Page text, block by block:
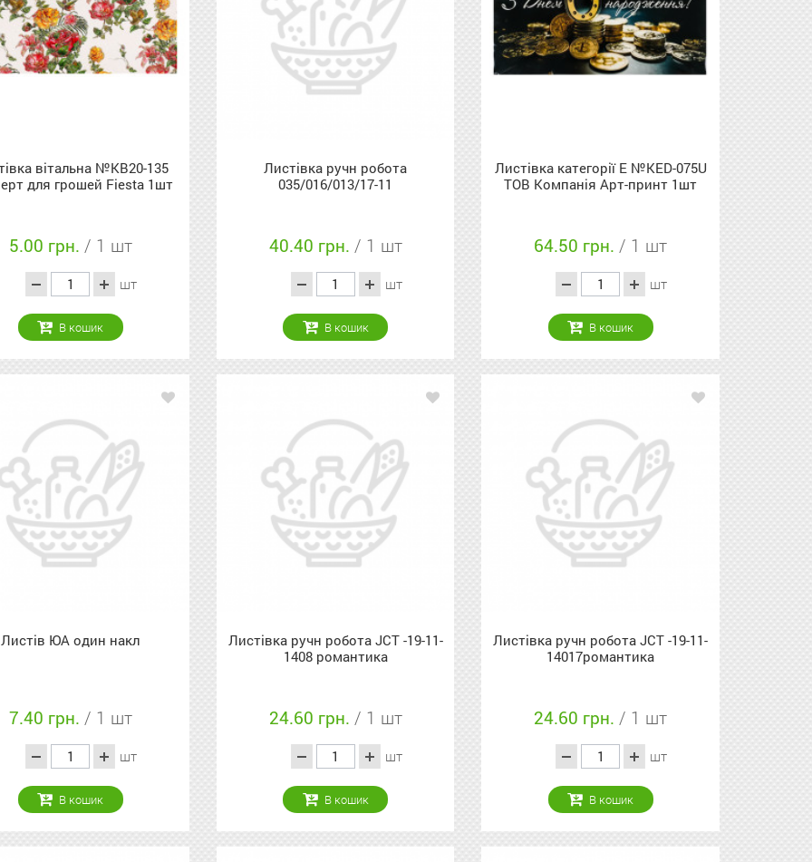
вітальна №KB20-135
для грошей Fiesta 1шт
5.00 грн. / 1 шт
шт
В кошик
Листівка ручн робота
035/016/013/17-11
40.40 грн. / 1 шт
шт
В кошик
Листівка категорії Е №KED-075U
ТОВ Компанія Арт-принт 1шт
64.50 грн. / 1 шт
шт
В кошик
Листів ЮА один накл
7.40 грн. / 1 шт
шт
В кошик
Листівка ручн робота JCT -19-11-
1408 романтика
24.60 грн. / 1 шт
шт
В кошик
Листівка ручн робота JCT -19-11-
14017романтика
24.60 грн./ 1 шт
шт
В кошик